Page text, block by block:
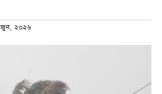
জুন, ২০২৬